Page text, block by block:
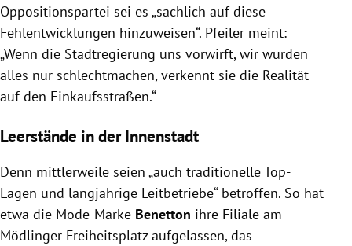
Oppositionspartei sei es „sachlich auf diese
Fehlentwicklungen hinzuweisen“. Pfeiler meint:
„Wenn die Stadtregierung uns vorwirft, wir würden
alles nur schlechtmachen, verkennt sie die Realität
auf den Einkaufsstraßen.“
Leerstände in der Innenstadt
Denn mittlerweile seien „auch traditionelle Top-
Lagen und langjährige Leitbetriebe“ betroffen. So hat
etwa die Mode-Marke Benetton ihre Filiale am
Mödlinger Freiheitsplatz aufgelassen, das